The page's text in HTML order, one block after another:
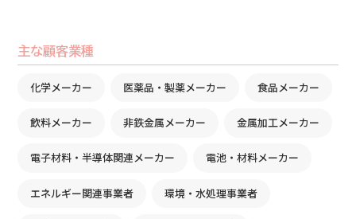
主な顧客業種
化学メーカー 医薬品・製薬メーカー 食品メーカー
飲料メーカー 非鉄金属メーカー 金属加工メーカー
電子材料・半導体関連メーカー 電池・材料メーカー
エネルギー関連事業者 環境・水処理事業者